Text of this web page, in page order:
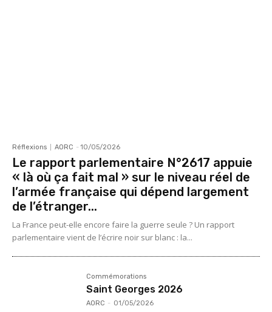
Réflexions AORC - 10/05/2026
Le rapport parlementaire N°2617 appuie
« là où ça fait mal » sur le niveau réel de
l’armée française qui dépend largement
de l’étranger...
La France peut-elle encore faire la guerre seule ? Un rapport
parlementaire vient de l’écrire noir sur blanc : la...
Commémorations
Saint Georges 2026
AORC - 01/05/2026